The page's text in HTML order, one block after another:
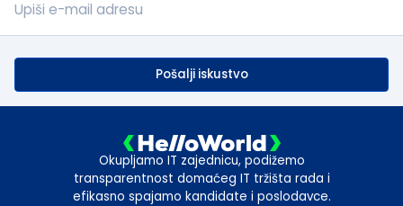
Pošalji iskustvo
Okupljamo IT zajednicu, podižemo
transparentnost domaćeg IT tržišta rada i
efikasno spajamo kandidate i poslodavce.